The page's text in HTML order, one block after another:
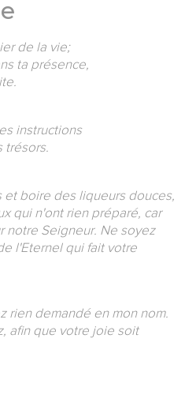
de la vie;
ta présence,
instructions
trésors.
et boire des liqueurs douces,
qui n'ont rien préparé, car
notre Seigneur. Ne soyez
l'Eternel qui fait votre
rien demandé en mon nom.
afin que votre joie soit